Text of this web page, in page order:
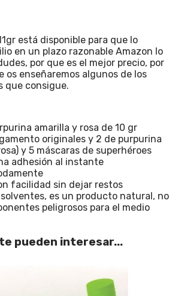
está disponible para que lo
en un plazo razonable Amazon lo
por que es el mejor precio, por
os enseñaremos algunos de los
que consigue.
amarilla y rosa de 10 gr
originales y 2 de purpurina
y 5 máscaras de superhéroes
adhesión al instante
facilidad sin dejar restos
es un producto natural, no
peligrosos para el medio
pueden interesar...